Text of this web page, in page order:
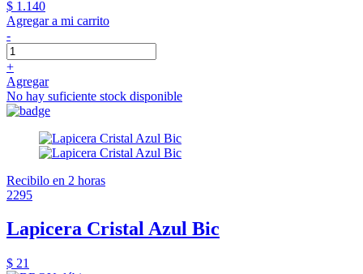
$ 1.140
Agregar a mi carrito
-
+
Agregar
No hay suficiente stock disponible
Recibilo en 2 horas
2295
Lapicera Cristal Azul Bic
$ 21